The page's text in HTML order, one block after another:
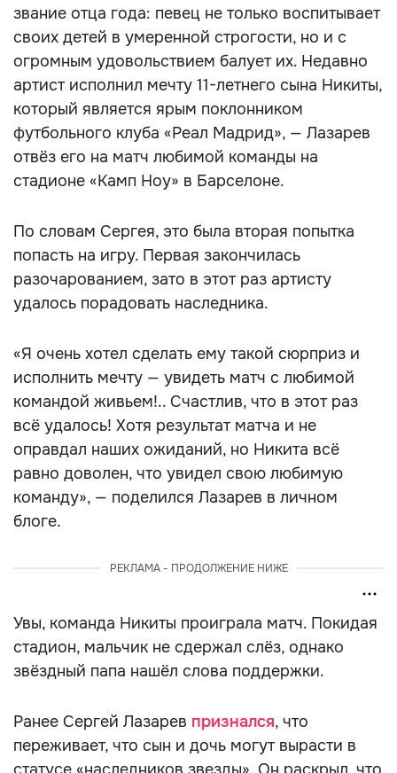
звание отца года: певец не только воспитывает
своих детей в умеренной строгости, но и с
огромным удовольствием балует их. Недавно
артист исполнил мечту 11-летнего сына Никиты,
который является ярым поклонником
футбольного клуба «Реал Мадрид», — Лазарев
отвёз его на матч любимой команды на
стадионе «Камп Ноу» в Барселоне.
По словам Сергея, это была вторая попытка
попасть на игру. Первая закончилась
разочарованием, зато в этот раз артисту
удалось порадовать наследника.
«Я очень хотел сделать ему такой сюрприз и
исполнить мечту — увидеть матч с любимой
командой живьем!.. Счастлив, что в этот раз
всё удалось! Хотя результат матча и не
оправдал наших ожиданий, но Никита всё
равно доволен, что увидел свою любимую
команду», — поделился Лазарев в личном
блоге.
РЕКЛАМА - ПРОДОЛЖЕНИЕ НИЖЕ
Увы, команда Никиты проиграла матч. Покидая
стадион, мальчик не сдержал слёз, однако
звёздный папа нашёл слова поддержки.
Ранее Сергей Лазарев признался, что
переживает, что сын и дочь могут вырасти в